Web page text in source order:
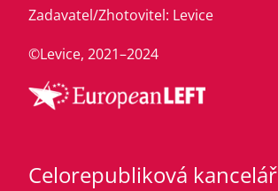
Zadavatel/Zhotovitel: Levice
©Levice, 2021–2024
Celorepubliková kancelář